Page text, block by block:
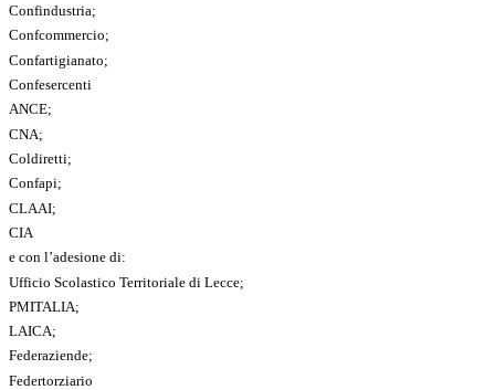
Confindustria;
Confcommercio;
Confartigianato;
Confesercenti
ANCE;
CNA;
Coldiretti;
Confapi;
CLAAI;
CIA
e con l’adesione di:
Ufficio Scolastico Territoriale di Lecce;
PMITALIA;
LAICA;
Federaziende;
Federtorziario